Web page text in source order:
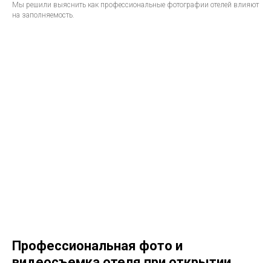
Мы решили выяснить как профессиональные фотографии отелей влияют
на заполняемость.
Профессиональная фото и